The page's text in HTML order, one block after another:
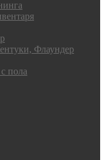
Флаундер
пола